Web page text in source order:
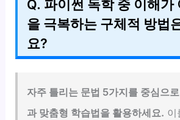
Q. 파이썬 독학 중 이해가
을 극복하는 구체적 방법
요?
자주 틀리는 문법 5가지를 중심으
과 맞춤형 학습법을 활용하세요. 이